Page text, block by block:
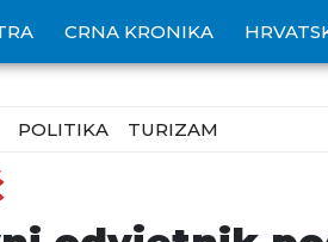
CRNA KRONIKA
POLITIKA TURIZAM